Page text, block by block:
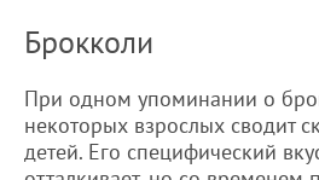
Брокколи
При одном упоминании о
некоторых взрослых сводит
детей. Его специфический